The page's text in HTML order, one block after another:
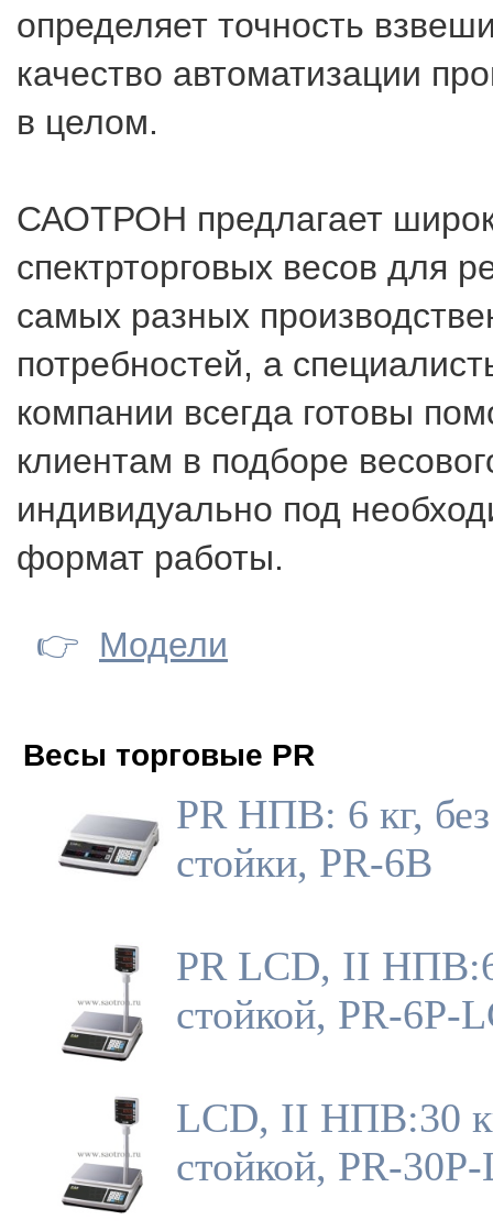
определяет точность
качество автоматизации
в целом.
САОТРОН предлагает
спектрторговых весов для
самых разных
потребностей, а
компании всегда готовы
клиентам в подборе
индивидуально под
формат работы.
👉 Модели
Весы торговые PR
PR НПВ: 6 кг, без
стойки, PR-6B
PR LCD, II
стойкой, PR-6P-
LCD, II НПВ:30
стойкой, PR-